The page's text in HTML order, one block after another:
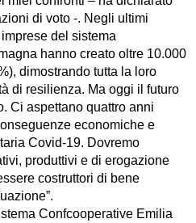
di voto -. Negli ultimi
del sistema
hanno creato oltre 10.000
dimostrando tutta la loro
di resilienza. Ma oggi il futuro
Ci aspettano quattro anni
economiche e
Covid-19. Dovremo
produttivi e di erogazione
costruttori di bene
Confcooperative Emilia